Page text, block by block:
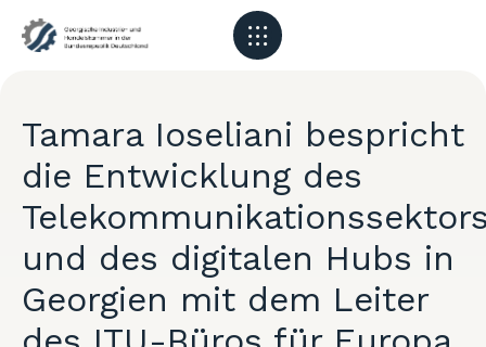
Tamara Ioseliani bespricht
die Entwicklung des
und des digitalen Hubs in
Georgien mit dem Leiter